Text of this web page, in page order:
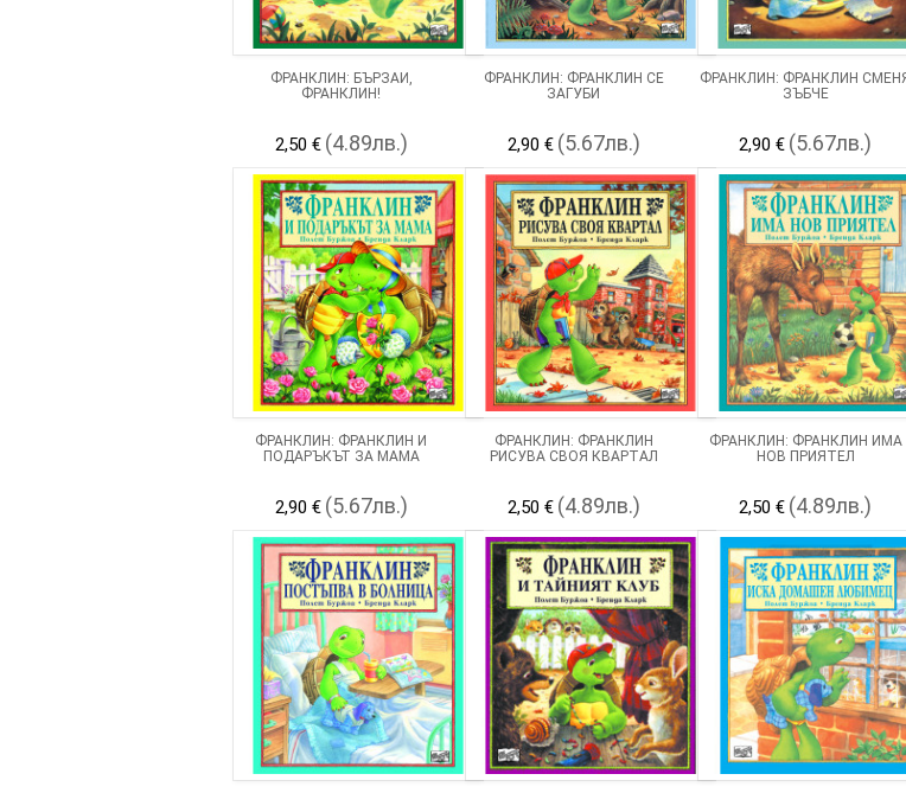
ФРАНКЛИН: БЪРЗАЙ,
ФРАНКЛИН!
2,50 € (4.89лв.)
ФРАНКЛИН: ФРАНКЛИН СЕ
ЗАГУБИ
2,90 € (5.67лв.)
ФРАНКЛИН: ФРАНКЛИН
ЗЪБЧЕ
2,90 € (5.67лв.)
ФРАНКЛИН: ФРАНКЛИН И
ПОДАРЪКЪТ ЗА МАМА
2,90 € (5.67лв.)
ФРАНКЛИН: ФРАНКЛИН
РИСУВА СВОЯ КВАРТАЛ
2,50 € (4.89лв.)
ФРАНКЛИН: ФРАНКЛИН ИМА
НОВ ПРИЯТЕЛ
2,50 € (4.89лв.)